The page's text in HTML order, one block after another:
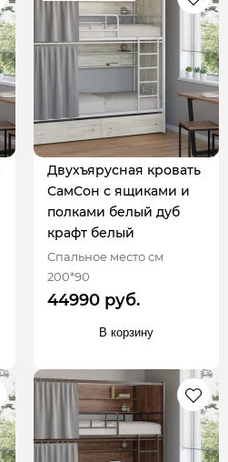
Двухъярусная кровать
СамСон с ящиками и
полками белый дуб
крафт белый
Спальное место см
200*90
44990 руб.
В корзину